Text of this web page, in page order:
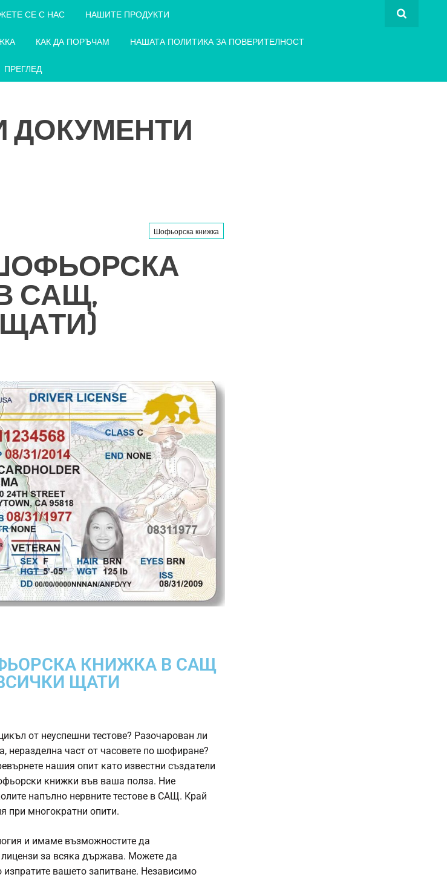
СЕ С НАС НАШИТЕ ПРОДУКТИ
КАК ДА ПОРЪЧАМ НАШАТА ПОЛИТИКА ЗА ПОВЕРИТЕЛНОСТ
ПРЕГЛЕД
ДОКУМЕНТИ
Шофьорска книжка
САЩ,
КНИЖКА В САЩ
ЩАТИ
от неуспешни тестове? Разочарован ли
неразделна част от часовете по шофиране?
нашия опит като известни създатели
книжки във ваша полза. Ние
напълно нервните тестове в САЩ. Край
при многократни опити.
и имаме възможностите да
за всяка държава. Можете да
изпратите вашето запитване. Независимо